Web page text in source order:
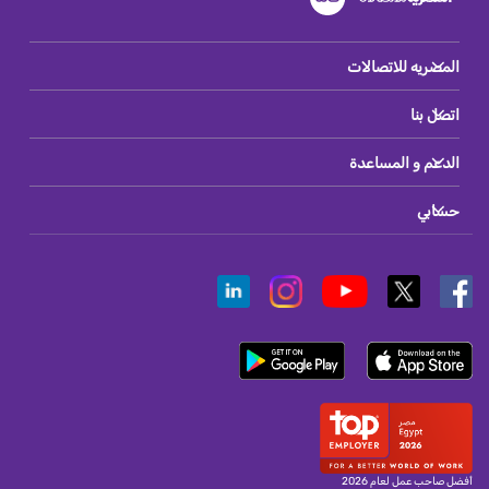
المصريه للاتصالات
اتصل بنا
الدعم و المساعدة
حسابي
أفضل صاحب عمل لعام 2026